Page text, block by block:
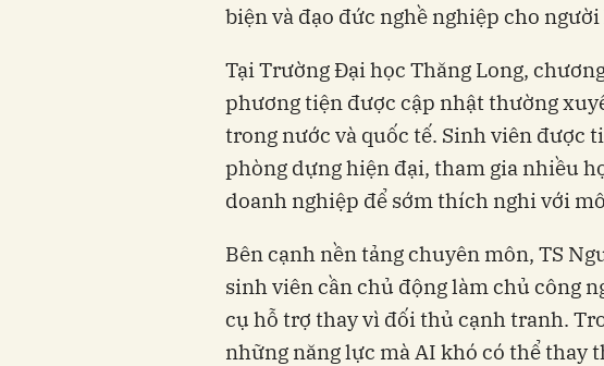
biện và đạo đức nghề nghiệp cho người
Tại Trường Đại học Thăng Long,
phương tiện được cập nhật thường
trong nước và quốc tế. Sinh viên được
phòng dựng hiện đại, tham gia nhiều
doanh nghiệp để sớm thích nghi với
Bên cạnh nền tảng chuyên môn, TS
sinh viên cần chủ động làm chủ công
cụ hỗ trợ thay vì đối thủ cạnh tranh.
những năng lực mà AI khó có thể thay